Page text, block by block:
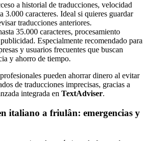
a historial de traducciones, velocidad
3.000 caracteres. Ideal si quieres guardar
traducciones anteriores.
35.000 caracteres, procesamiento
Especialmente recomendado para
y usuarios frecuentes que buscan
y ahorro de tiempo.
pueden ahorrar dinero al evitar
de traducciones imprecisas, gracias a
integrada en TextAdviser.
italiano a friulân: emergencias y